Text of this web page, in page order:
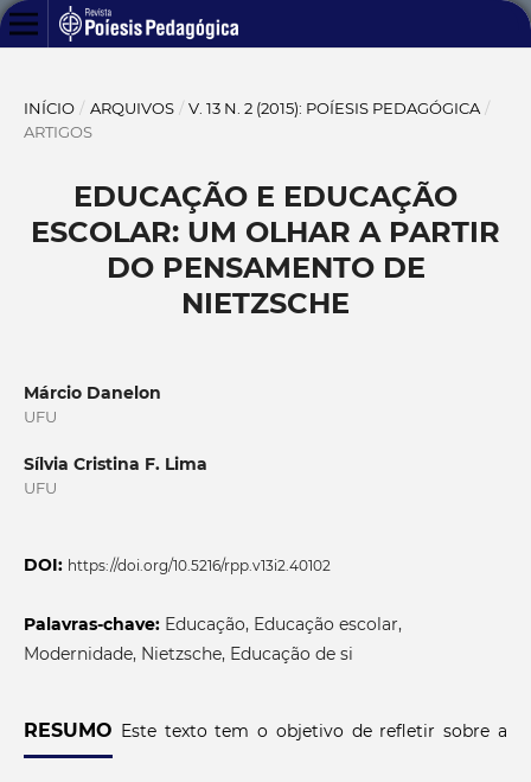
INÍCIO / ARQUIVOS / V. 13 N. 2 (2015): POÍESIS PEDAGÓGICA /
ARTIGOS
EDUCAÇÃO E EDUCAÇÃO
ESCOLAR: UM OLHAR A PARTIR
DO PENSAMENTO DE
NIETZSCHE
Márcio Danelon
UFU
Sílvia Cristina F. Lima
UFU
DOI: https://doi.org/10.5216/rpp.v13i2.40102
Palavras-chave: Educação, Educação escolar,
Modernidade, Nietzsche, Educação de si
RESUMO Este texto tem o objetivo de refletir sobre a